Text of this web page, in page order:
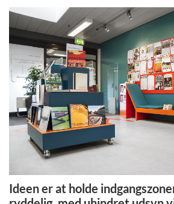
Ideen er at holde